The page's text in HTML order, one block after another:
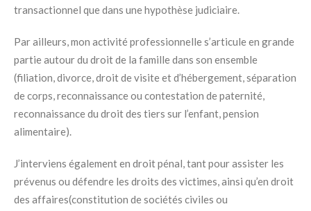
transactionnel que dans une hypothèse judiciaire.
Par ailleurs, mon activité professionnelle s’articule en grande
partie autour du droit de la famille dans son ensemble
(filiation, divorce, droit de visite et d’hébergement, séparation
de corps, reconnaissance ou contestation de paternité,
reconnaissance du droit des tiers sur l’enfant, pension
alimentaire).
J’interviens également en droit pénal, tant pour assister les
prévenus ou défendre les droits des victimes, ainsi qu’en droit
des affaires(constitution de sociétés civiles ou